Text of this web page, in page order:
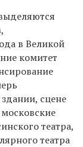
в Великой
комитет
сцене
театра,
театра